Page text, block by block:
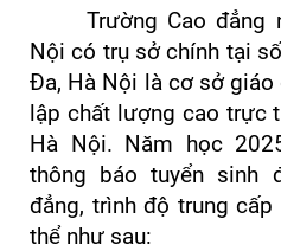
Trường Cao đẳng
Nội có trụ sở chính tại
Đa, Hà Nội là cơ sở giáo
lập chất lượng cao trực
Hà Nội. Năm học
thông báo tuyển sinh
đẳng, trình độ trung
thể như sau: